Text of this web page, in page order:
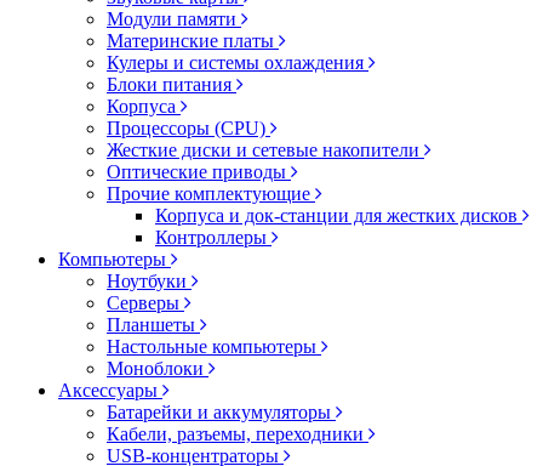
Модули памяти
Материнские платы
Кулеры и системы охлаждения
Блоки питания
Корпуса
Процессоры (CPU)
Жесткие диски и сетевые накопители
Оптические приводы
Прочие комплектующие
Корпуса и док-станции для жестких дисков
Контроллеры
Компьютеры
Ноутбуки
Серверы
Планшеты
Настольные компьютеры
Моноблоки
Аксессуары
Батарейки и аккумуляторы
Кабели, разъемы, переходники
USB-концентраторы